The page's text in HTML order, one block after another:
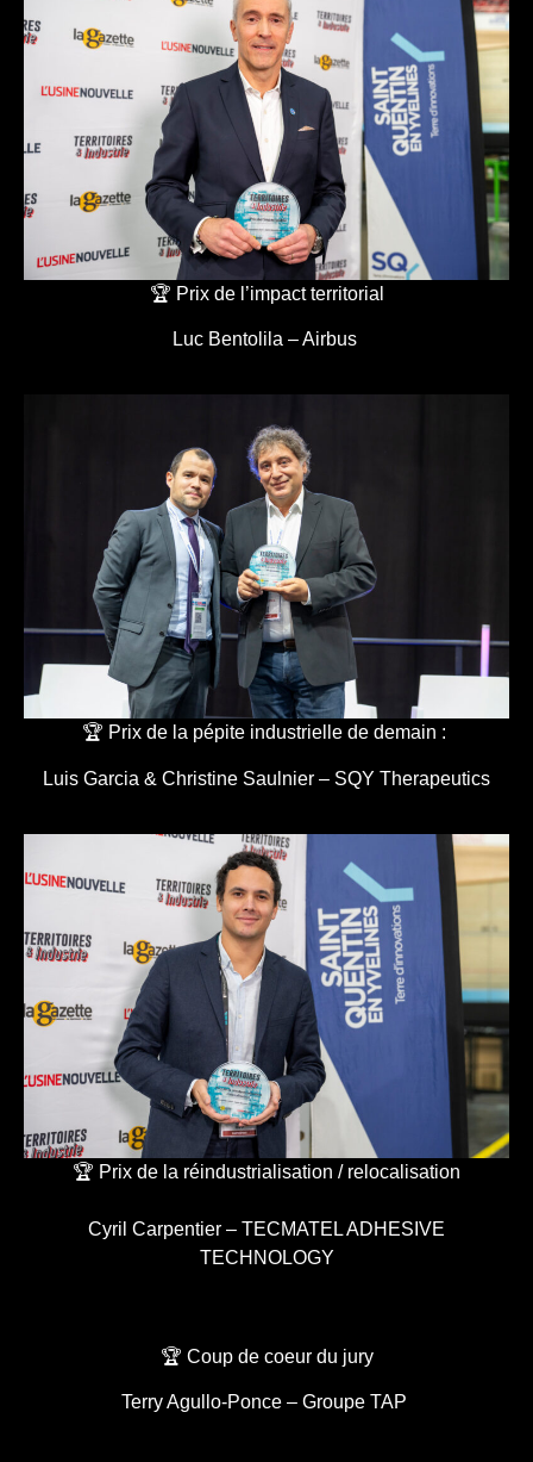
🏆 Prix de l’impact territorial
Luc Bentolila – Airbus
🏆 Prix de la pépite industrielle de demain :
Luis Garcia & Christine Saulnier – SQY Therapeutics
🏆 Prix de la réindustrialisation / relocalisation
Cyril Carpentier – TECMATEL ADHESIVE
TECHNOLOGY
🏆 Coup de coeur du jury
Terry Agullo-Ponce – Groupe TAP